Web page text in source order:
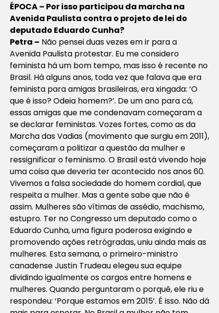
ÉPOCA – Por isso participou da marcha na
Avenida Paulista contra o projeto de lei do
deputado Eduardo Cunha?
Petra – Não pensei duas vezes em ir para a
Avenida Paulista protestar. Eu me considero
feminista há um bom tempo, mas isso é recente no
Brasil. Há alguns anos, toda vez que falava que era
feminista para amigas brasileiras, era xingada: ‘O
que é isso? Odeia homem?’. De um ano para cá,
essas amigas que me condenavam começaram a
se declarar feministas. Vozes fortes, como as da
Marcha das Vadias (movimento que surgiu em 2011),
começaram a politizar a questão da mulher e
ressignificar o feminismo. O Brasil está vivendo hoje
uma coisa que deveria ter acontecido nos anos 60.
Vivemos a falsa sociedade do homem cordial, que
respeita a mulher. Mas a gente sabe que não é
assim. Mulheres são vítimas de assédio, machismo,
estupro. Ter no Congresso um deputado como o
Eduardo Cunha, uma figura poderosa exigindo e
promovendo ações retrógradas, uniu ainda mais as
mulheres. Esta semana, o primeiro-ministro
canadense Justin Trudeau elegeu sua equipe
dividindo igualmente os cargos entre homens e
mulheres. Quando perguntaram o porquê, ele riu e
respondeu: ‘Porque estamos em 2015’. É isso. Não dá